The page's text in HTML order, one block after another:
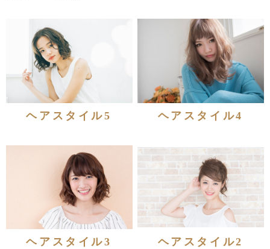
ヘアスタイル5 ヘアスタイル4
ヘアスタイル3 ヘアスタイル2